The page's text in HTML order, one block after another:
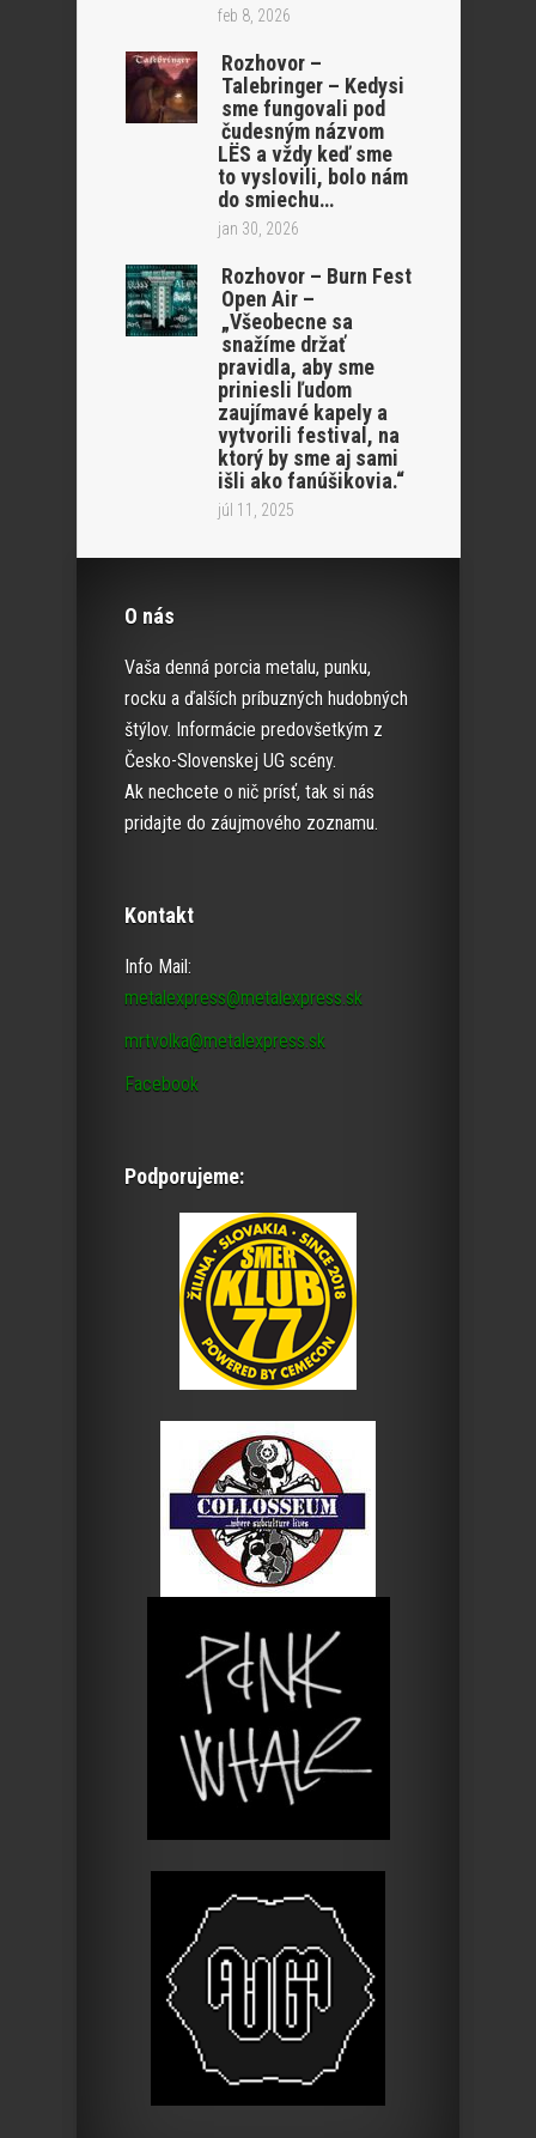
feb 8, 2026
Rozhovor –
Talebringer – Kedysi
sme fungovali pod
čudesným názvom
LËS a vždy keď sme
to vyslovili, bolo nám
do smiechu…
jan 30, 2026
Rozhovor – Burn Fest
Open Air –
„Všeobecne sa
snažíme držať
pravidla, aby sme
priniesli ľudom
zaujímavé kapely a
vytvorili festival, na
ktorý by sme aj sami
išli ako fanúšikovia.“
júl 11, 2025
O nás
Vaša denná porcia metalu, punku,
rocku a ďalších príbuzných hudobných
štýlov. Informácie predovšetkým z
Česko-Slovenskej UG scény.
Ak nechcete o nič prísť, tak si nás
pridajte do záujmového zoznamu.
Kontakt
Info Mail:
metalexpress@metalexpress.sk
mrtvolka@metalexpress.sk
Facebook
Podporujeme: